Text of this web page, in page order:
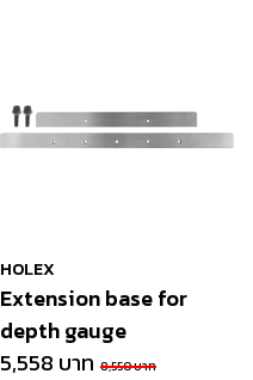
HOLEX
Extension base for
depth gauge
5,558 บาท 8,550 บาท